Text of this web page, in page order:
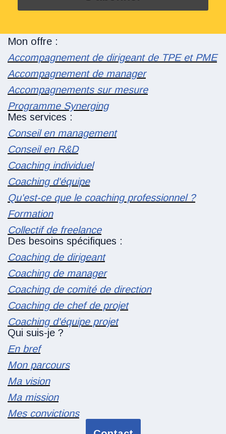
Mon offre :
Accompagnement de dirigeant de TPE et PME
Accompagnement de manager
Accompagnements sur mesure
Programme Synerging
Mes services :
Conseil en management
Conseil en R&D
Coaching individuel
Coaching d'équipe
Qu'est-ce que le coaching professionnel ?
Formation
Collectif de freelance
Des besoins spécifiques :
Coaching de dirigeant
Coaching de manager
Coaching de comité de direction
Coaching de chef de projet
Coaching d'équipe projet
Qui suis-je ?
En bref
Mon parcours
Ma vision
Ma mission
Mes convictions